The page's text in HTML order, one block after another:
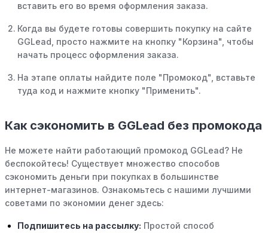
вставить его во время оформления заказа.
Когда вы будете готовы совершить покупку на сайте
GGLead, просто нажмите на кнопку "Корзина", чтобы
начать процесс оформления заказа.
На этапе оплаты найдите поле "Промокод", вставьте
туда код и нажмите кнопку "Применить".
Как сэкономить в GGLead без промокода
Не можете найти работающий промокод GGLead? Не
беспокойтесь! Существует множество способов
сэкономить деньги при покупках в большинстве
интернет-магазинов. Ознакомьтесь с нашими лучшими
советами по экономии денег здесь:
Подпишитесь на рассылку: Простой способ